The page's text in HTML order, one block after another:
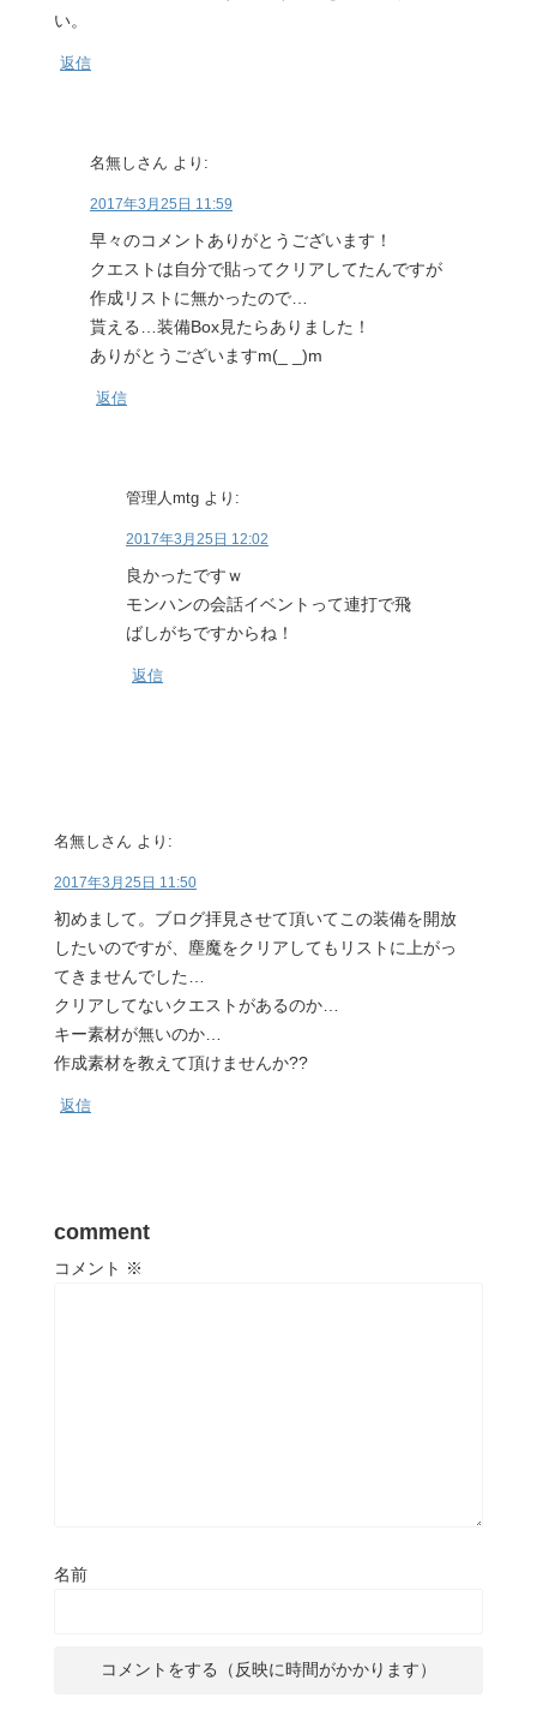
い。
返信
名無しさん より:
2017年3月25日 11:59
早々のコメントありがとうございます！
クエストは自分で貼ってクリアしてたんですが
作成リストに無かったので…
貰える…装備Box見たらありました！
ありがとうございますm(_ _)m
返信
管理人mtg より:
2017年3月25日 12:02
良かったですｗ
モンハンの会話イベントって連打で飛
ばしがちですからね！
返信
名無しさん より:
2017年3月25日 11:50
初めまして。ブログ拝見させて頂いてこの装備を開放
したいのですが、塵魔をクリアしてもリストに上がっ
てきませんでした…
クリアしてないクエストがあるのか…
キー素材が無いのか…
作成素材を教えて頂けませんか??
返信
comment
コメント ※
名前